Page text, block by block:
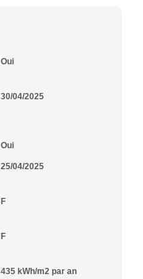
Oui
30/04/2025
Oui
25/04/2025
F
F
435 kWh/m2 par an